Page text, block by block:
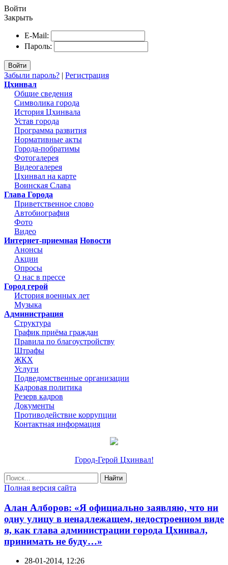
Войти
Закрыть
E-Mail:
Пароль:
Войти
Забыли пароль? | Регистрация
Цхинвал
Общие сведения
Символика города
История Цхинвала
Устав города
Программа развития
Нормативные акты
Города-побратимы
Фотогалерея
Видеогалерея
Цхинвал на карте
Воинская Слава
Глава Города
Приветственное слово
Автобиография
Фото
Видео
Интернет-приемная Новости
Анонсы
Акции
Опросы
О нас в прессе
Город герой
История военных лет
Музыка
Администрация
Структура
График приёма граждан
Правила по благоустройству
Штрафы
ЖКХ
Услуги
Подведомственные организации
Кадровая политика
Резерв кадров
Документы
Противодействие коррупции
Контактная информация
Город-Герой Цхинвал!
Найти
Полная версия сайта
Алан Алборов: «Я официально заявляю, что ни
одну улицу в ненадлежащем, недостроенном виде
я, как глава администрации города Цхинвал,
принимать не буду…»
28-01-2014, 12:26